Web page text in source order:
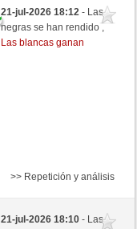
21-jul-2026 18:12- Las
negras se han rendido ,
Las blancas ganan
>> Repetición y análisis
21-jul-2026 18:10- Las